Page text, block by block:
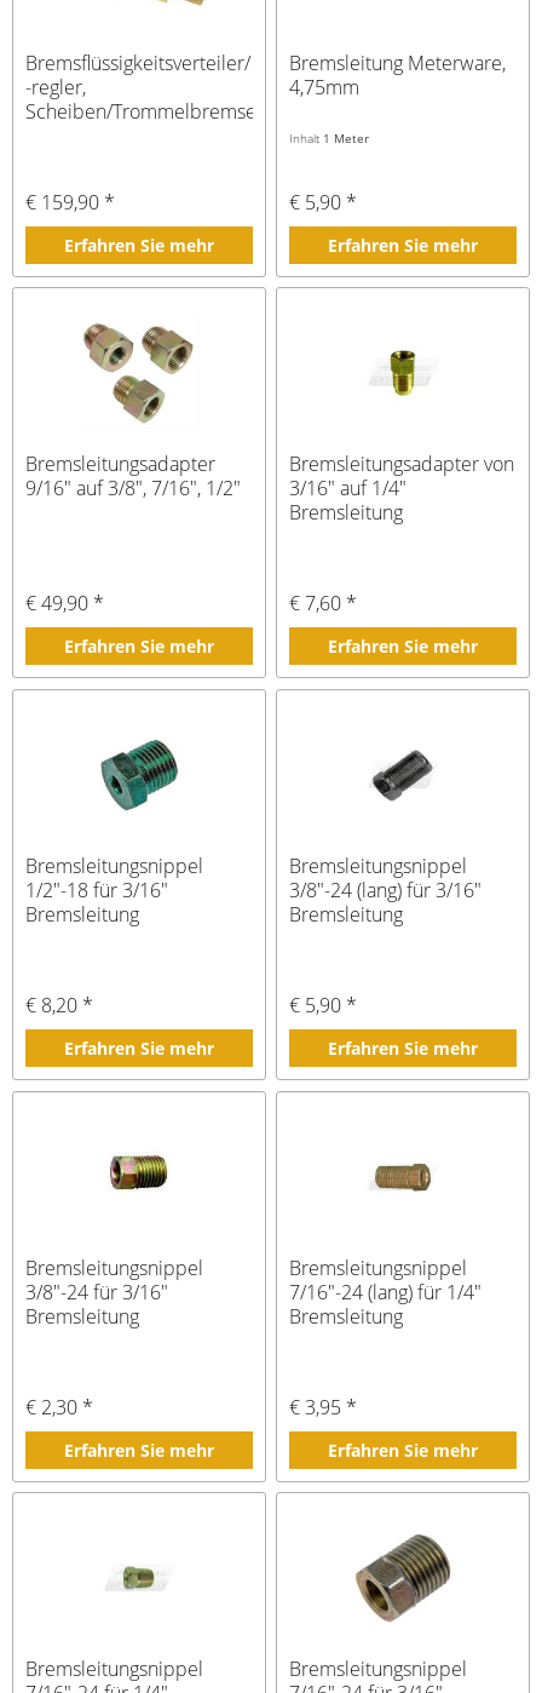
Bremsflüssigkeitsverteiler/
-regler,
Scheiben/Trommelbremse
€ 159,90 *
Erfahren Sie mehr
Bremsleitung Meterware,
4,75mm
Inhalt 1 Meter
€ 5,90 *
Erfahren Sie mehr
Bremsleitungsadapter
9/16" auf 3/8", 7/16", 1/2"
€ 49,90 *
Erfahren Sie mehr
Bremsleitungsadapter von
3/16" auf 1/4"
Bremsleitung
€ 7,60 *
Erfahren Sie mehr
Bremsleitungsnippel
1/2"-18 für 3/16"
Bremsleitung
€ 8,20 *
Erfahren Sie mehr
Bremsleitungsnippel
3/8"-24 (lang) für 3/16"
Bremsleitung
€ 5,90 *
Erfahren Sie mehr
Bremsleitungsnippel
3/8"-24 für 3/16"
Bremsleitung
€ 2,30 *
Erfahren Sie mehr
Bremsleitungsnippel
7/16"-24 (lang) für 1/4"
Bremsleitung
€ 3,95 *
Erfahren Sie mehr
Bremsleitungsnippel
Bremsleitungsnippel